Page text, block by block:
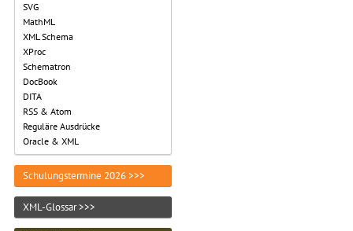
SVG
MathML
XML Schema
XProc
Schematron
DocBook
DITA
RSS & Atom
Reguläre Ausdrücke
Oracle & XML
Schulungstermine 2026 >>>
XML-Glossar >>>